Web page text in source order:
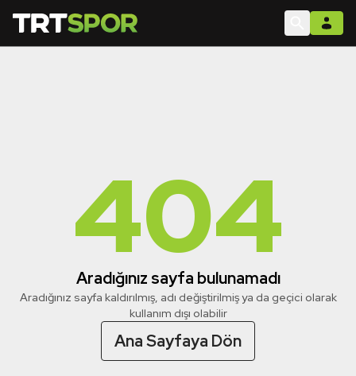
404
Aradığınız sayfa bulunamadı
Aradığınız sayfa kaldırılmış, adı değiştirilmiş ya da geçici olarak
kullanım dışı olabilir
Ana Sayfaya Dön